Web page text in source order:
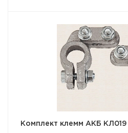
Комплект клемм АКБ КЛ019